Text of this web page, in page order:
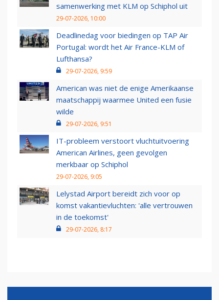
samenwerking met KLM op Schiphol uit
29-07-2026, 10:00
Deadlinedag voor biedingen op TAP Air
Portugal: wordt het Air France-KLM of
Lufthansa?
29-07-2026, 9:59
American was niet de enige Amerikaanse
maatschappij waarmee United een fusie
wilde
29-07-2026, 9:51
IT-probleem verstoort vluchtuitvoering
American Airlines, geen gevolgen
merkbaar op Schiphol
29-07-2026, 9:05
Lelystad Airport bereidt zich voor op
komst vakantievluchten: 'alle vertrouwen
in de toekomst'
29-07-2026, 8:17